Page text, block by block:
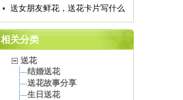
送女朋友鲜花，送花卡片写什么
相关分类
送花
结婚送花
送花故事分享
生日送花